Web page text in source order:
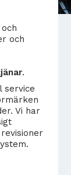
och
.
service
Vi har